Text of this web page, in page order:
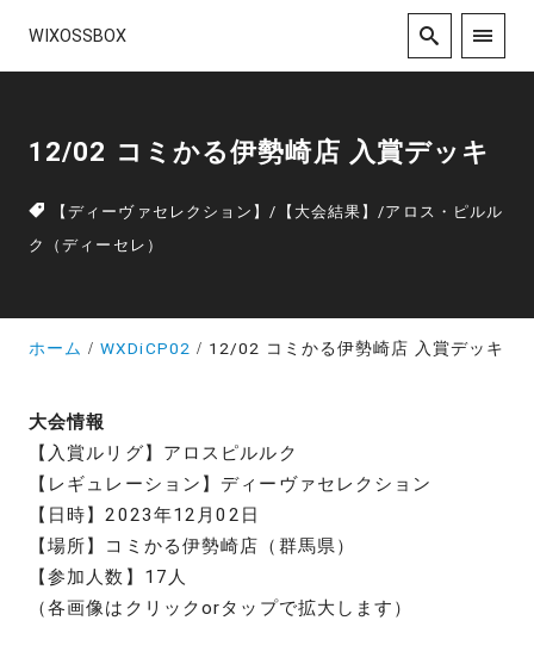
WIXOSSBOX
12/02 コミかる伊勢崎店 入賞デッキ
【ディーヴァセレクション】/ 【大会結果】/アロス・ピルル
ク（ディーセレ）
ホーム WXDiCP02 12/02 コミかる伊勢崎店 入賞デッキ
大会情報
【入賞ルリグ】アロスピルルク
【レギュレーション】ディーヴァセレクション
【日時】2023年12月02日
【場所】コミかる伊勢崎店（群馬県）
【参加人数】17人
（各画像はクリックorタップで拡大します）